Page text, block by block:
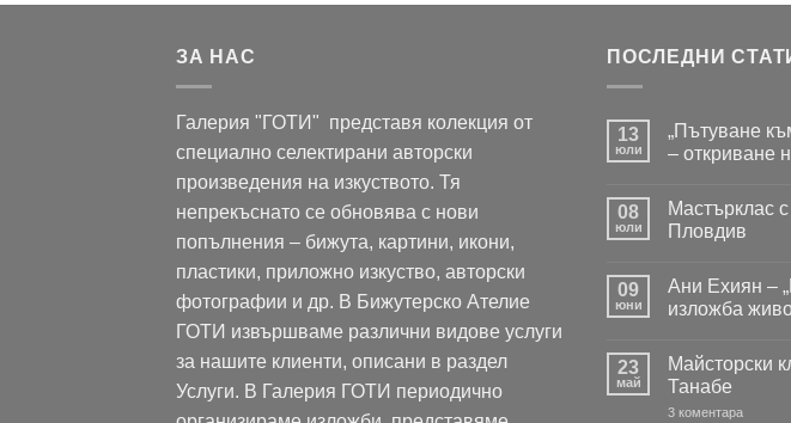
ЗА НАС
Галерия "ГОТИ" представя колекция от
специално селектирани авторски
произведения на изкуството. Тя
непрекъснато се обновява с нови
попълнения – бижута, картини, икони,
пластики, приложно изкуство, авторски
фотографии и др. В Бижутерско Ателие
ГОТИ извършваме различни видове услуги
за нашите клиенти, описани в раздел
Услуги. В Галерия ГОТИ периодично
ПОСЛЕДНИ
13
юли
„Пътуване
– откриване
за
„Пътуване
към
Кейко
–
изложба
08
юли
Мастърклас
Пловдив
за
Мастърклас
с
в
Пловдив
09
юни
Ани Ехиян –
изложба
за
Ани
Ехиян
–
23
май
Майсторски
Танабе
3 коментараза